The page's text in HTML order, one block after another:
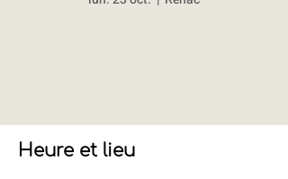
Heure et lieu